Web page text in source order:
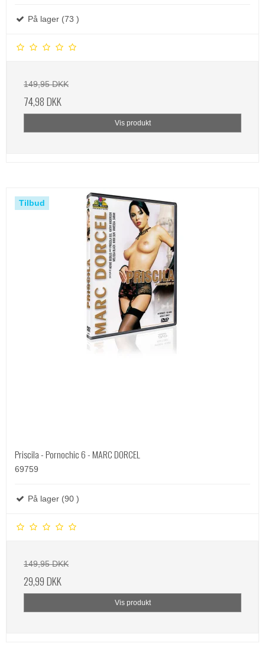
På lager (73 )
149,95 DKK
74,98 DKK
Vis produkt
Tilbud
Priscila - Pornochic 6 - MARC DORCEL
69759
På lager (90 )
149,95 DKK
29,99 DKK
Vis produkt